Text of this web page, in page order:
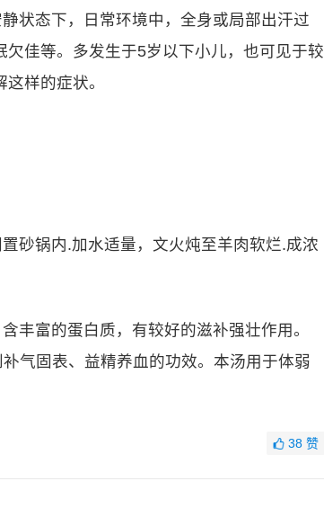
状态下，日常环境中，全身或局部出汗过
佳等。多发生于5岁以下小儿，也可见于较
样的症状。
砂锅内.加水适量，文火炖至羊肉软烂.成浓
丰富的蛋白质，有较好的滋补强壮作用。
气固表、益精养血的功效。本汤用于体弱
38 赞